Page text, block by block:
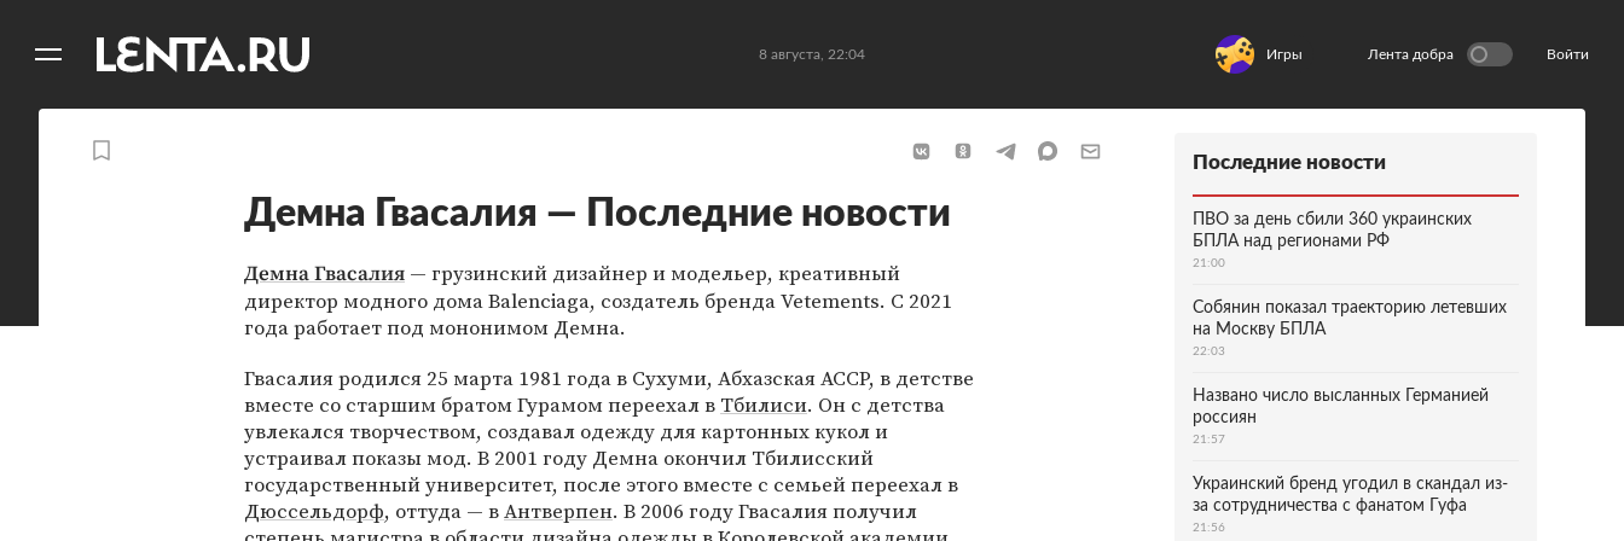
8 августа, 22:04 Игры Лента добра Войти
Демна Гвасалия — Последние новости
Демна Гвасалия — грузинский дизайнер и модельер, креативный
директор модного дома Balenciaga, создатель бренда Vetements. С 2021
года работает под мононимом Демна.
Гвасалия родился 25 марта 1981 года в Сухуми, Абхазская АССР, в детстве
вместе со старшим братом Гурамом переехал в Тбилиси. Он с детства
увлекался творчеством, создавал одежду для картонных кукол и
устраивал показы мод. В 2001 году Демна окончил Тбилисский
государственный университет, после этого вместе с семьей переехал в
Дюссельдорф, оттуда — вАнтверпен. В 2006 году Гвасалия получил
Последние новости
ПВО за день сбили 360 украинских
БПЛА над регионами РФ
21:00
Собянин показал траекторию летевших
на Москву БПЛА
22:03
Названо число высланных Германией
россиян
21:57
Украинский бренд угодил в скандал из-
за сотрудничества с фанатом Гуфа
21:56